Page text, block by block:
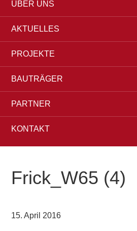
ÜBER UNS
AKTUELLES
PROJEKTE
BAUTRÄGER
PARTNER
KONTAKT
Frick_W65 (4)
15. April 2016